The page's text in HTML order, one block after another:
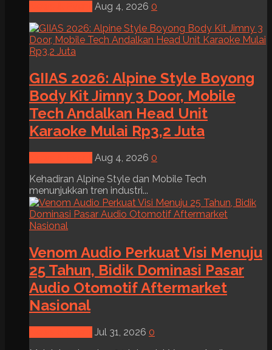
Aug 4, 2026 0
GIIAS 2026: Alpine Style Boyong
Body Kit Jimny 3 Door, Mobile
Tech Andalkan Head Unit
Karaoke Mulai Rp3,2 Juta
Aug 4, 2026 0
Kehadiran Alpine Style dan Mobile Tech
menunjukkan tren industri...
Venom Audio Perkuat Visi Menuju
25 Tahun, Bidik Dominasi Pasar
Audio Otomotif Aftermarket
Nasional
Jul 31, 2026 0